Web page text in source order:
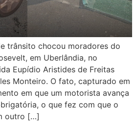
trânsito chocou moradores do
em Uberlândia, no
Eupídio Aristides de Freitas
Monteiro. O fato, capturado em
em que um motorista avança
o que fez com que o
outro […]